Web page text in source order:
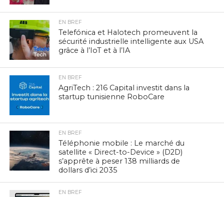
EN BREF
Telefónica et Halotech promeuvent la
sécurité industrielle intelligente aux USA
grâce à l’IoT et à l’IA
EN BREF
AgriTech : 216 Capital investit dans la
startup tunisienne RoboCare
EN BREF
Téléphonie mobile : Le marché du
satellite « Direct-to-Device » (D2D)
s’apprête à peser 138 milliards de
dollars d’ici 2035
EN BREF